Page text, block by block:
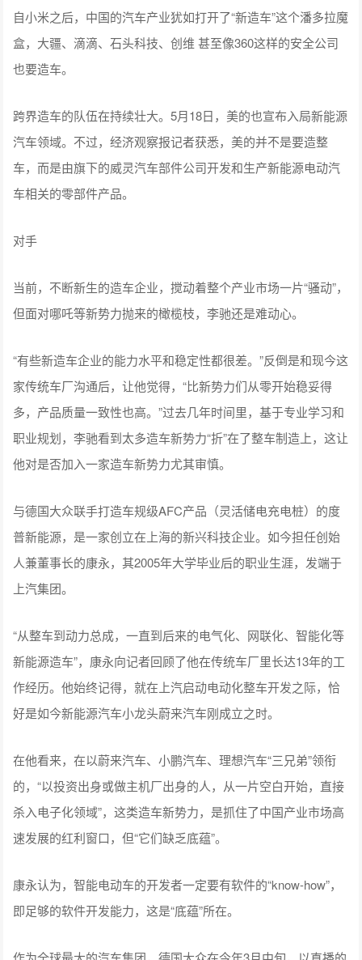
自小米之后，中国的汽车产业犹如打开了“新造车”这个潘多拉魔
盒，大疆、滴滴、石头科技、创维 甚至像360这样的安全公司
也要造车。
跨界造车的队伍在持续壮大。5月18日，美的也宣布入局新能源
汽车领域。不过，经济观察报记者获悉，美的并不是要造整
车，而是由旗下的威灵汽车部件公司开发和生产新能源电动汽
车相关的零部件产品。
对手
当前，不断新生的造车企业，搅动着整个产业市场一片“骚动”，
但面对哪吒等新势力抛来的橄榄枝，李驰还是难动心。
“有些新造车企业的能力水平和稳定性都很差。”反倒是和现今这
家传统车厂沟通后，让他觉得，“比新势力们从零开始稳妥得
多，产品质量一致性也高。”过去几年时间里，基于专业学习和
职业规划，李驰看到太多造车新势力“折”在了整车制造上，这让
他对是否加入一家造车新势力尤其审慎。
与德国大众联手打造车规级AFC产品（灵活储电充电桩）的度
普新能源，是一家创立在上海的新兴科技企业。如今担任创始
人兼董事长的康永，其2005年大学毕业后的职业生涯，发端于
上汽集团。
“从整车到动力总成，一直到后来的电气化、网联化、智能化等
新能源造车”，康永向记者回顾了他在传统车厂里长达13年的工
作经历。他始终记得，就在上汽启动电动化整车开发之际，恰
好是如今新能源汽车小龙头蔚来汽车刚成立之时。
在他看来，在以蔚来汽车、小鹏汽车、理想汽车“三兄弟”领衔
的，“以投资出身或做主机厂出身的人，从一片空白开始，直接
杀入电子化领域”，这类造车新势力，是抓住了中国产业市场高
速发展的红利窗口，但“它们缺乏底蕴”。
康永认为，智能电动车的开发者一定要有软件的“know-how”，
即足够的软件开发能力，这是“底蕴”所在。